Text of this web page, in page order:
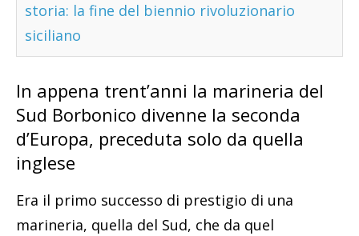
storia: la fine del biennio rivoluzionario
siciliano
In appena trent’anni la marineria del
Sud Borbonico divenne la seconda
d’Europa, preceduta solo da quella
inglese
Era il primo successo di prestigio di una
marineria, quella del Sud, che da quel